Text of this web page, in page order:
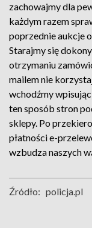
zachowajmy dla
każdym razem
poprzednie aukcje
Starajmy się
otrzymaniu
mailem nie
wchodźmy
ten sposób stron
sklepy. Po
płatności e-
wzbudza naszych
Źródło: policja.pl